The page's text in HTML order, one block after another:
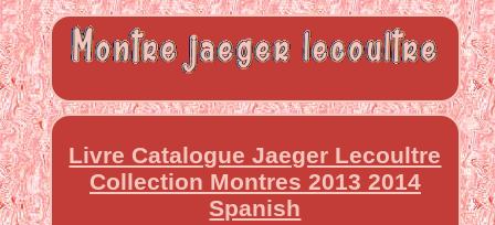
Livre Catalogue Jaeger Lecoultre
Collection Montres 2013 2014
Spanish